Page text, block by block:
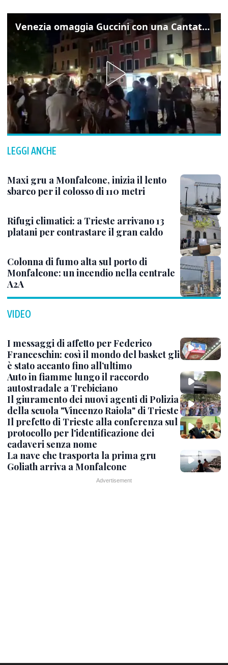
Venezia omaggia Guccini con una Cantata Anarchica in campo Santa Margherita
LEGGI ANCHE
Maxi gru a Monfalcone, inizia il lento
sbarco per il colosso di 110 metri
Rifugi climatici: a Trieste arrivano 13
platani per contrastare il gran caldo
Colonna di fumo alta sul porto di
Monfalcone: un incendio nella centrale
A2A
VIDEO
I messaggi di affetto per Federico
Franceschin: così il mondo del basket gli
è stato accanto fino all’ultimo
Auto in fiamme lungo il raccordo
autostradale a Trebiciano
Il giuramento dei nuovi agenti di Polizia
della scuola "Vincenzo Raiola" di Trieste
Il prefetto di Trieste alla conferenza sul
protocollo per l'identificazione dei
cadaveri senza nome
La nave che trasporta la prima gru
Goliath arriva a Monfalcone